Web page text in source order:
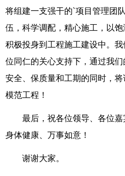
将组建一支强干的`项目管理团
伍，科学调配，精心施工，以饱
积极投身到工程施工建设中。
位同仁的关心支持下，通过我
安全、保质量和工期的同时，将
模范工程！
最后，祝各位领导、各位嘉
身体健康、万事如意！
谢谢大家。